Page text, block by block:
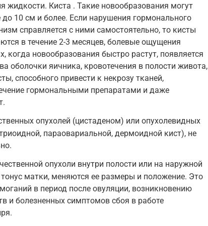
жидкости. Киста . Такие новообразования могут
10 см и более. Если нарушения гормонального
справляется с ними самостоятельно, то кисты
в течение 2-3 месяцев, болевые ощущения
когда новообразования быстро растут, появляется
оболочки яичника, кровотечения в полости живота,
способного привести к некрозу тканей,
гормональными препаратами и даже
опухолей (цистаденом) или опухолевидных
параовариальной, дермоидной кист), не
опухоли внутри полости или на наружной
матки, меняются ее размеры и положение. Это
в период после овуляции, возникновению
и болезненных симптомов сбоя в работе